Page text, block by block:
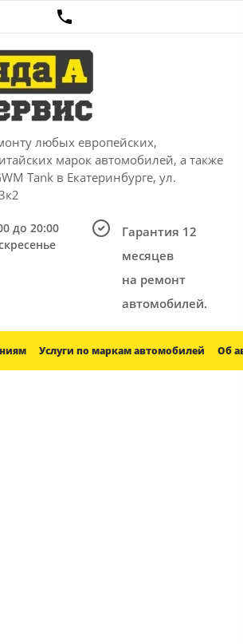
любых европейских,
марок автомобилей, а также
Tank в Екатеринбурге, ул.
до 20:00
Гарантия 12
месяцев
на ремонт
автомобилей.
Услуги по маркам автомобилей Об